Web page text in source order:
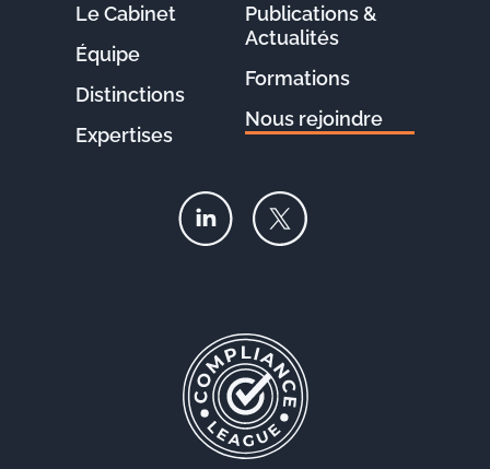
Le Cabinet
Équipe
Distinctions
Expertises
Publications &
Actualités
Formations
Nous rejoindre